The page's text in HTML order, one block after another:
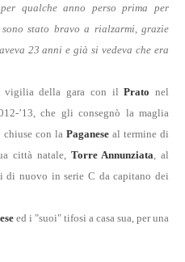
qualche anno perso prima per
stato bravo a rialzarmi, grazie
23 anni e già si vedeva che era
vigilia della gara con ilPratonel
’13, che gli consegnò la maglia
chiuse con la Paganese al termine di
città natale, Torre Annunziata , al
di nuovo in serie C da capitano dei
ed i "suoi" tifosi a casa sua, per una